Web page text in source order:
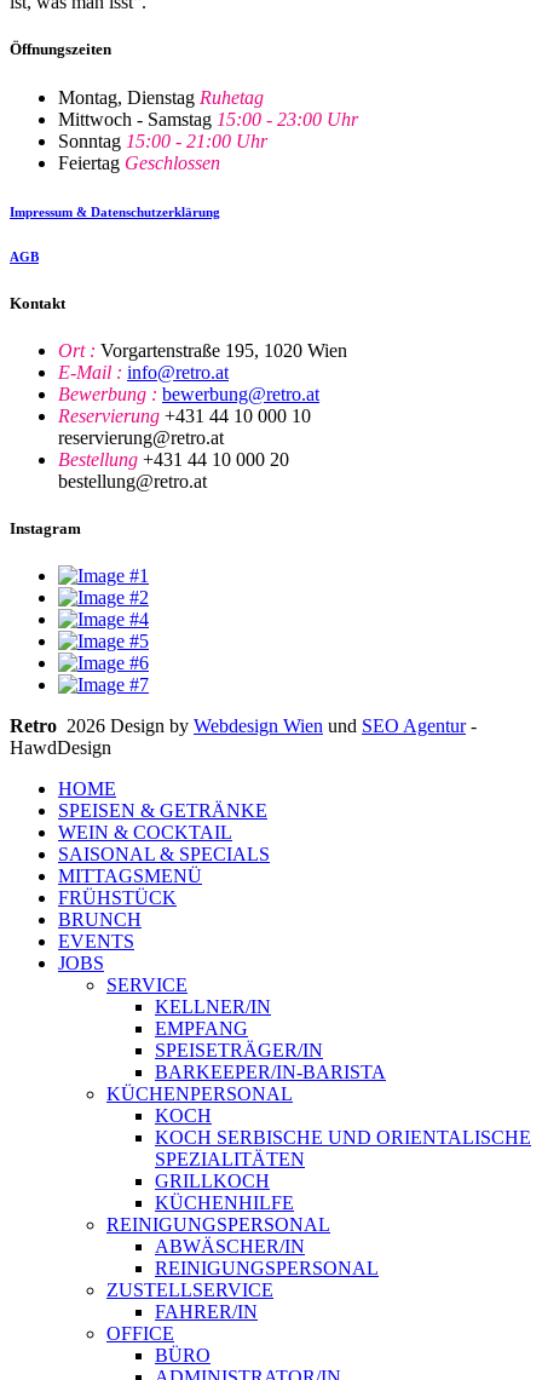
Öffnungszeiten
Montag, Dienstag Ruhetag
Mittwoch - Samstag 15:00 - 23:00 Uhr
Sonntag 15:00 - 21:00 Uhr
Feiertag Geschlossen
Impressum & Datenschutzerklärung
AGB
Kontakt
Ort : Vorgartenstraße 195, 1020 Wien
E-Mail : info@retro.at
Bewerbung : bewerbung@retro.at
Reservierung +431 44 10 000 10
reservierung@retro.at
Bestellung +431 44 10 000 20
bestellung@retro.at
Instagram
Retro 2026 Design by Webdesign Wien und SEO Agentur-
HawdDesign
HOME
SPEISEN & GETRÄNKE
WEIN & COCKTAIL
SAISONAL & SPECIALS
MITTAGSMENÜ
FRÜHSTÜCK
BRUNCH
EVENTS
JOBS
SERVICE
KELLNER/IN
EMPFANG
SPEISETRÄGER/IN
BARKEEPER/IN-BARISTA
KÜCHENPERSONAL
KOCH
KOCH SERBISCHE UND ORIENTALISCHE
SPEZIALITÄTEN
GRILLKOCH
KÜCHENHILFE
REINIGUNGSPERSONAL
ABWÄSCHER/IN
REINIGUNGSPERSONAL
ZUSTELLSERVICE
FAHRER/IN
OFFICE
BÜRO